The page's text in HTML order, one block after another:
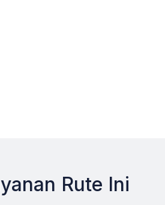
Rute Ini